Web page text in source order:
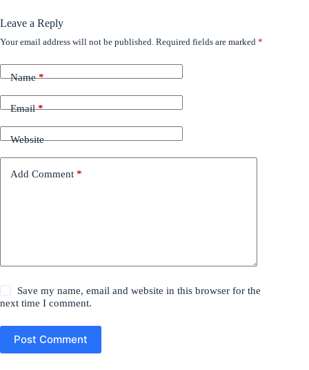
Leave a Reply
Your email address will not be published. Required fields are marked *
Name*
Email*
Website
Add Comment *
Save my name, email and website in this browser for the
next time I comment.
Post Comment